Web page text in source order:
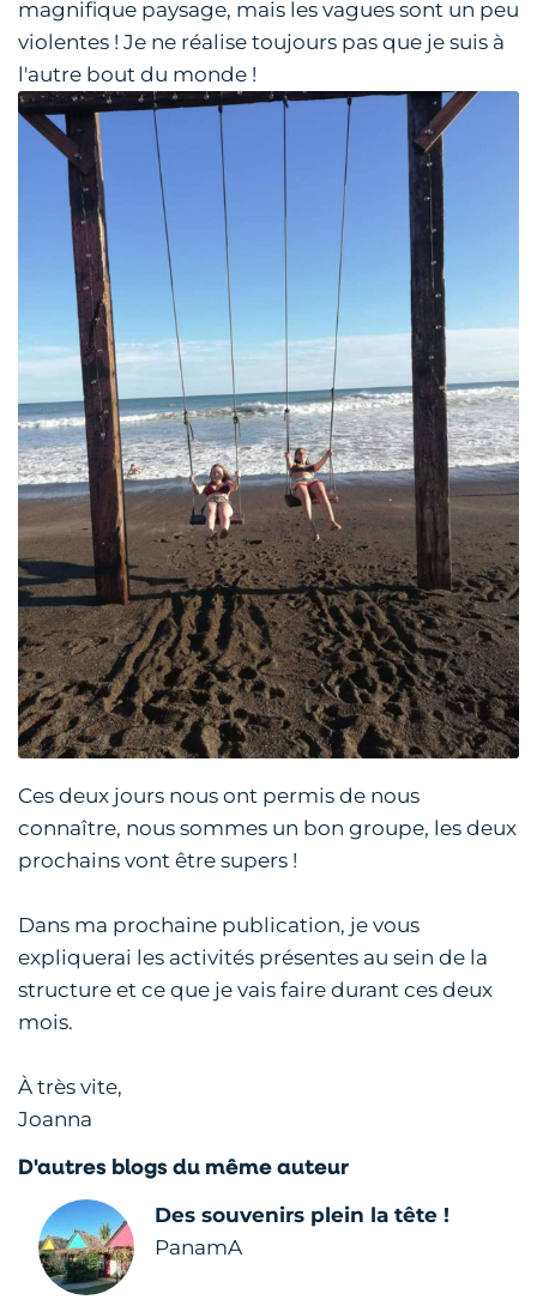
magnifique paysage, mais les vagues sont un peu
violentes ! Je ne réalise toujours pas que je suis à
l'autre bout du monde !
Ces deux jours nous ont permis de nous
connaître, nous sommes un bon groupe, les deux
prochains vont être supers !
Dans ma prochaine publication, je vous
expliquerai les activités présentes au sein de la
structure et ce que je vais faire durant ces deux
mois.
À très vite,
Joanna
D'autres blogs du même auteur
Des souvenirs plein la tête !
PanamA